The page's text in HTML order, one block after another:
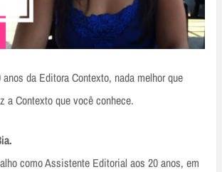
da Editora Contexto, nada melhor que
a Contexto que você conhece.
como Assistente Editorial aos 20 anos, em